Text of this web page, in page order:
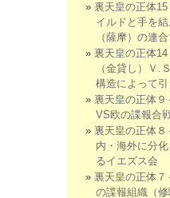
裏天皇の正体
イルドと手を
（薩摩）の連
裏天皇の正体
（金貸し）Ｖ.
構造によって
裏天皇の正体９
VS欧の諜報合
裏天皇の正体
内・海外に分
るイエズス会
裏天皇の正体
の諜報組織（修